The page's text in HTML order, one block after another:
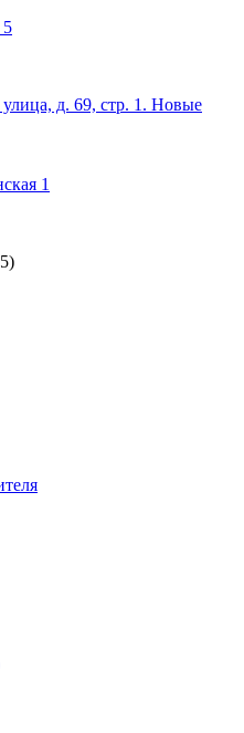
5
улица, д. 69, стр. 1. Новые
1